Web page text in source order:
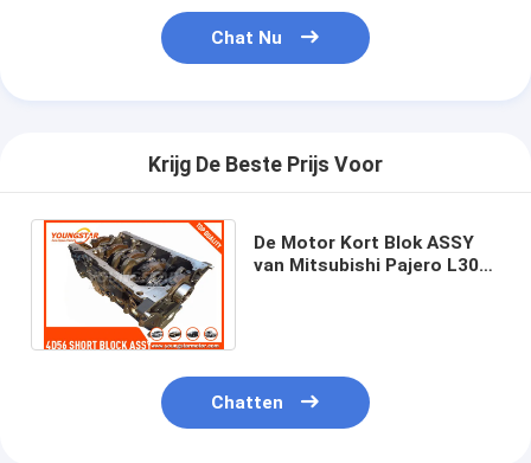
Chat Nu
Krijg De Beste Prijs Voor
De Motor Kort Blok ASSY
van Mitsubishi Pajero L300
Chatten